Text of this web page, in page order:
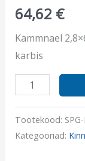
64,62 €
Kammnael
karbis
Tootekood:
Kategooriad: